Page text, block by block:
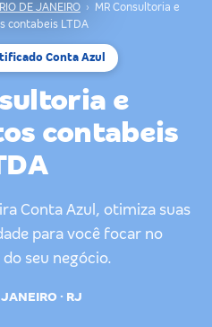
RIO DE JANEIRO › MR Consultoria e
contabeis LTDA
Conta Azul
e
contabeis
Conta Azul, otimiza suas
para você focar no
seu negócio.
· RJ